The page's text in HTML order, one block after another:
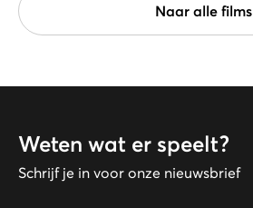
Naar alle films
Weten wat er speelt?
Schrijf je in voor onze nieuwsbrief